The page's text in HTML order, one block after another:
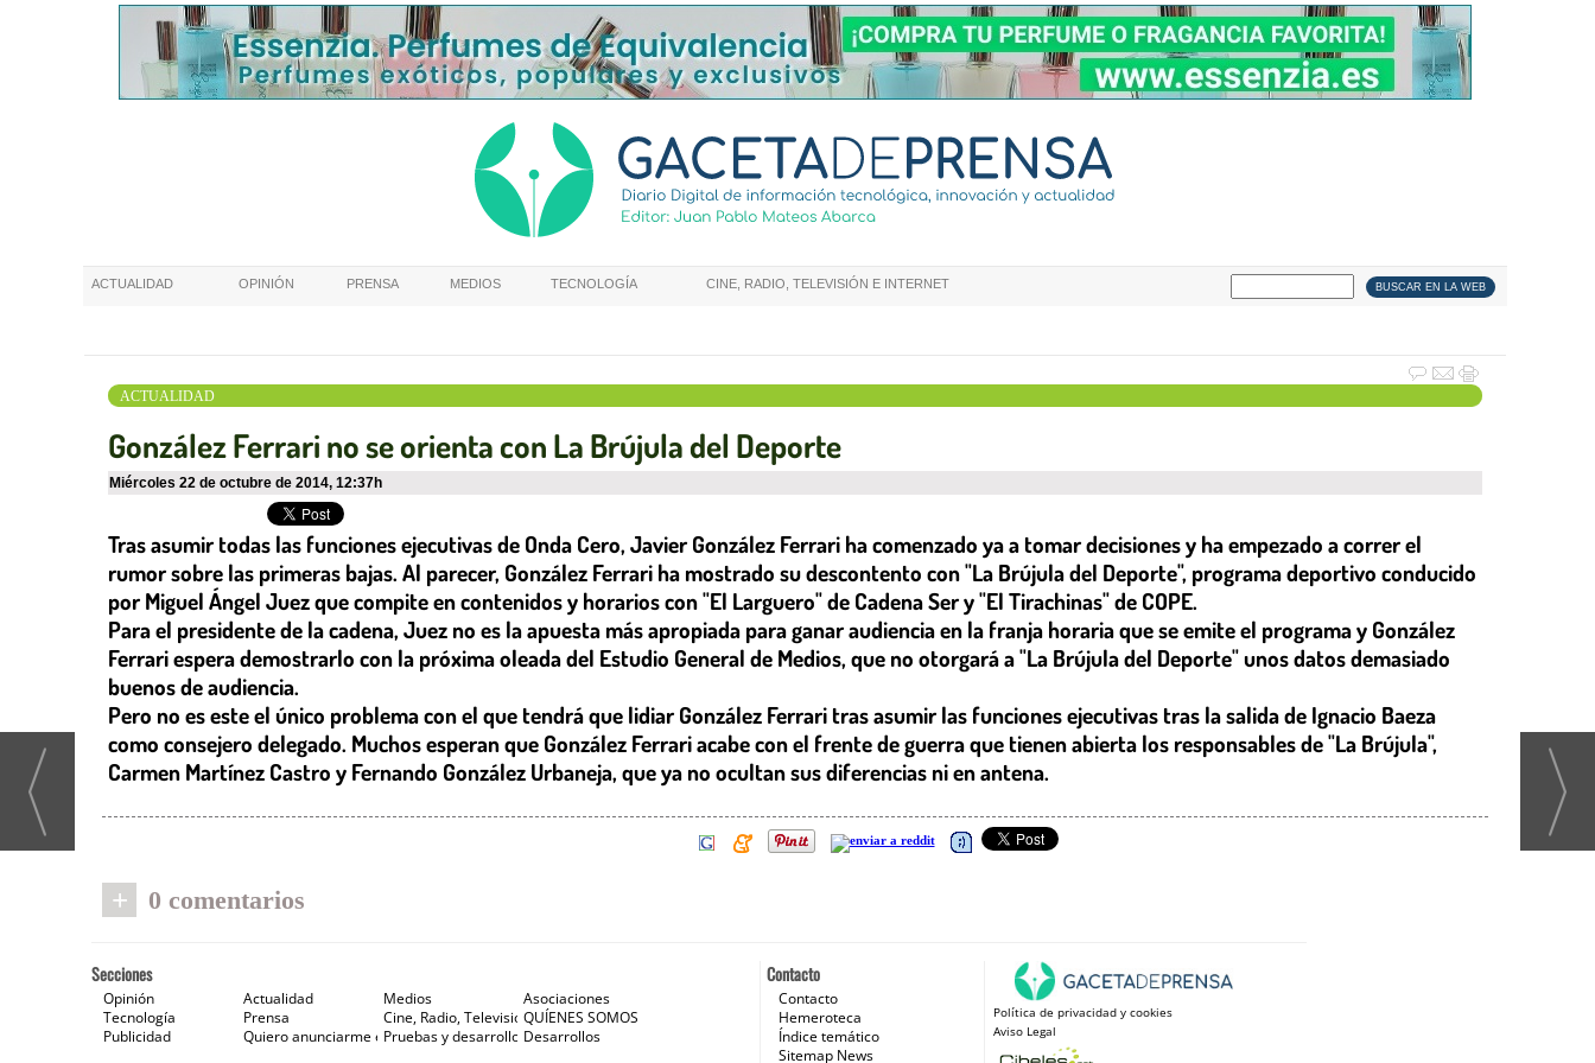
ACTUALIDAD OPINIÓN PRENSA MEDIOS TECNOLOGÍA CINE, RADIO, TELEVISIÓN E INTERNET
ACTUALIDAD
González Ferrari no se orienta con La Brújula del Deporte
miércoles 22 de octubre de 2014, 12:37h
Tras asumir todas las funciones ejecutivas de Onda Cero, Javier González Ferrari ha comenzado ya a tomar decisiones y ha empezado a correr el
rumor sobre las primeras bajas. Al parecer, González Ferrari ha mostrado su descontento con "La Brújula del Deporte", programa deportivo conducido
por Miguel Ángel Juez que compite en contenidos y horarios con "El Larguero" de Cadena Ser y "El Tirachinas" de COPE.
Para el presidente de la cadena, Juez no es la apuesta más apropiada para ganar audiencia en la franja horaria que se emite el programa y González
Ferrari espera demostrarlo con la próxima oleada del Estudio General de Medios, que no otorgará a "La Brújula del Deporte" unos datos demasiado
buenos de audiencia.
Pero no es este el único problema con el que tendrá que lidiar González Ferrari tras asumir las funciones ejecutivas tras la salida de Ignacio Baeza
como consejero delegado. Muchos esperan que González Ferrari acabe con el frente de guerra que tienen abierta los responsables de "La Brújula",
Carmen Martínez Castro y Fernando González Urbaneja, que ya no ocultan sus diferencias ni en antena.
+ 0 comentarios
Contacto
Contacto
Hemeroteca
Índice temático
Sitemap News
Política de privacidad y cookies
Aviso Legal
Secciones
Opinión Actualidad Medios
Asociaciones
Tecnología
Prensa Cine, Radio, Televisión e Internet
QUÍENES SOMOS
Publicidad
Quiero anunciarme en Gaceta de Prensa
Pruebas y desarrollosDesarrollos